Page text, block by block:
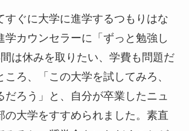
すぐに大学に進学するつもりはな
学カウンセラーに「ずっと勉強し
は休みを取りたい、学費も問題だ
ころ、「この大学を試してみろ、
だろう」と、自分が卒業したニュ
の大学をすすめられました。素直